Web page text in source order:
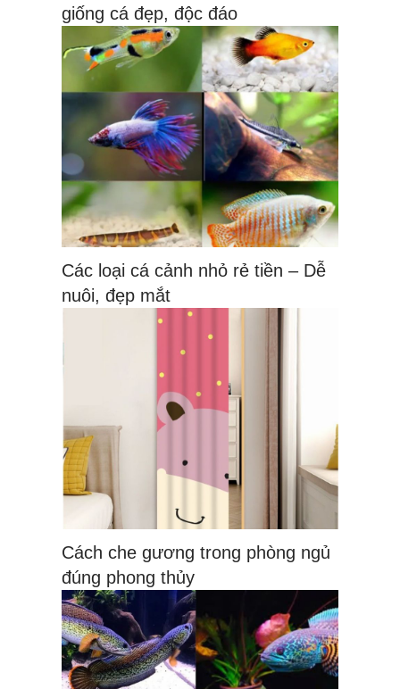
giống cá đẹp, độc đáo
Các loại cá cảnh nhỏ rẻ tiền – Dễ
nuôi, đẹp mắt
Cách che gương trong phòng ngủ
đúng phong thủy